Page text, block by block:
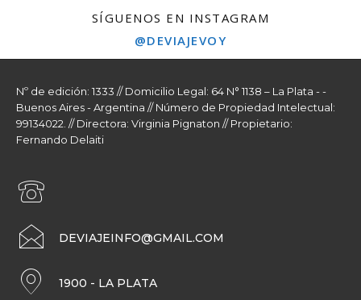
SÍGUENOS EN INSTAGRAM
@DEVIAJEVOY
Nº de edición: 1333 // Domicilio Legal: 64 N° 1138 – La Plata - -
Buenos Aires - Argentina // Número de Propiedad Intelectual:
99134022. // Directora: Virginia Pignaton // Propietario:
Fernando Delaiti
DEVIAJEINFO@GMAIL.COM
1900 - LA PLATA